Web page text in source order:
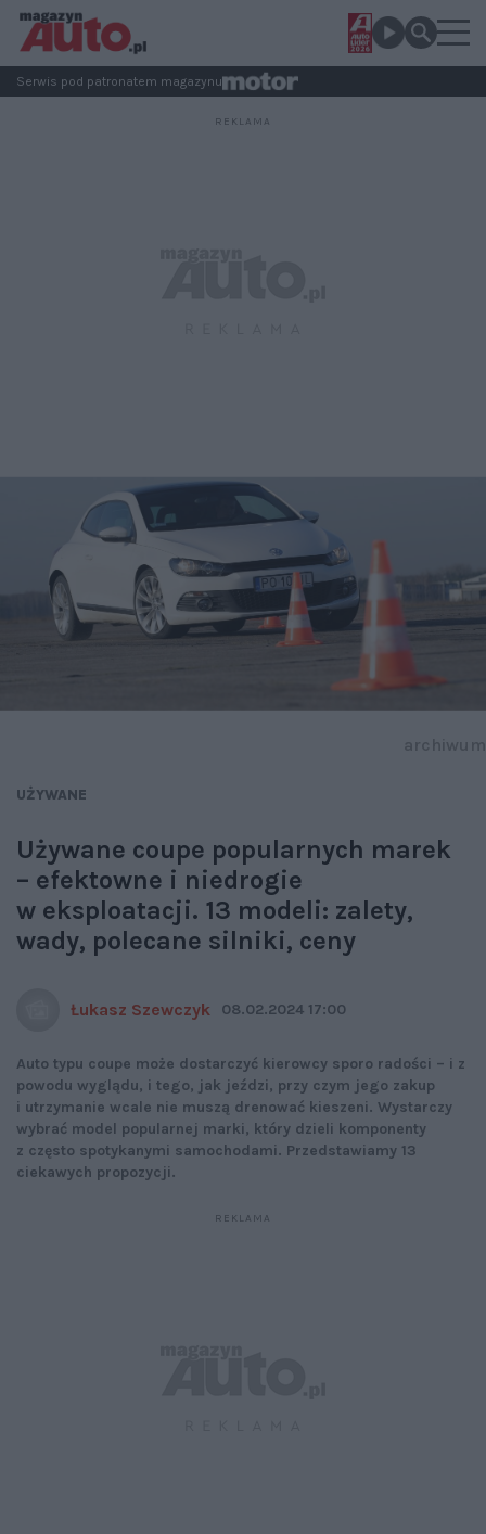
Serwis pod patronatem magazynu
UŻYWANE
Używane coupe popularnych marek
– efektowne i niedrogie
w eksploatacji. 13 modeli: zalety,
wady, polecane silniki, ceny
Łukasz Szewczyk 08.02.2024 17:00
Auto typu coupe może dostarczyć kierowcy sporo radości – i z
powodu wyglądu, i tego, jak jeździ, przy czym jego zakup
i utrzymanie wcale nie muszą drenować kieszeni. Wystarczy
wybrać model popularnej marki, który dzieli komponenty
z często spotykanymi samochodami. Przedstawiamy 13
ciekawych propozycji.